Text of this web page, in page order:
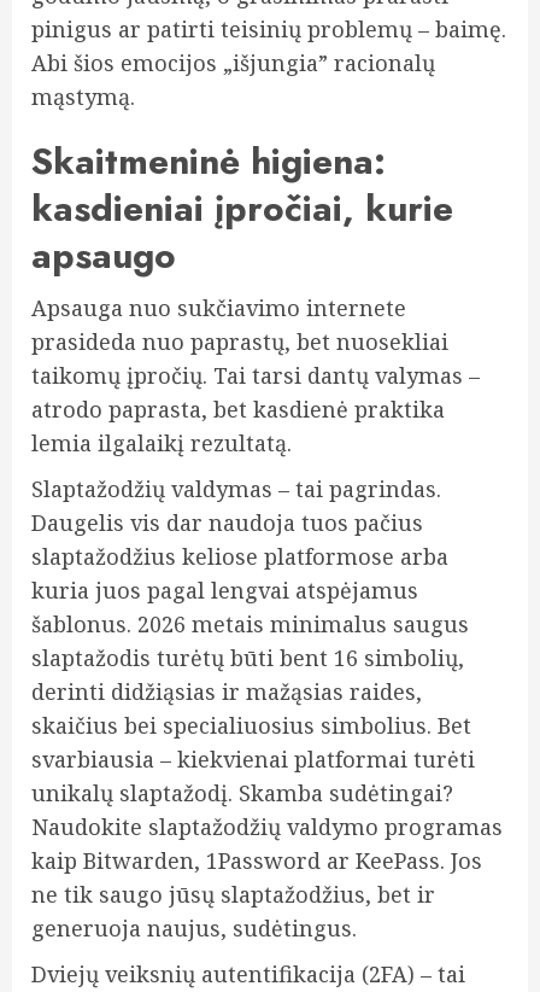
pinigus ar patirti teisinių problemų – baimę.
Abi šios emocijos „išjungia” racionalų
mąstymą.
Skaitmeninė higiena:
kasdieniai įpročiai, kurie
apsaugo
Apsauga nuo sukčiavimo internete
prasideda nuo paprastų, bet nuosekliai
taikomų įpročių. Tai tarsi dantų valymas –
atrodo paprasta, bet kasdienė praktika
lemia ilgalaikį rezultatą.
Slaptažodžių valdymas – tai pagrindas.
Daugelis vis dar naudoja tuos pačius
slaptažodžius keliose platformose arba
kuria juos pagal lengvai atspėjamus
šablonus. 2026 metais minimalus saugus
slaptažodis turėtų būti bent 16 simbolių,
derinti didžiąsias ir mažąsias raides,
skaičius bei specialiuosius simbolius. Bet
svarbiausia – kiekvienai platformai turėti
unikalų slaptažodį. Skamba sudėtingai?
Naudokite slaptažodžių valdymo programas
kaip Bitwarden, 1Password ar KeePass. Jos
ne tik saugo jūsų slaptažodžius, bet ir
generuoja naujus, sudėtingus.
Dviejų veiksnių autentifikacija (2FA) – tai